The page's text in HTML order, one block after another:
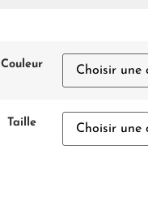
Couleur
Taille